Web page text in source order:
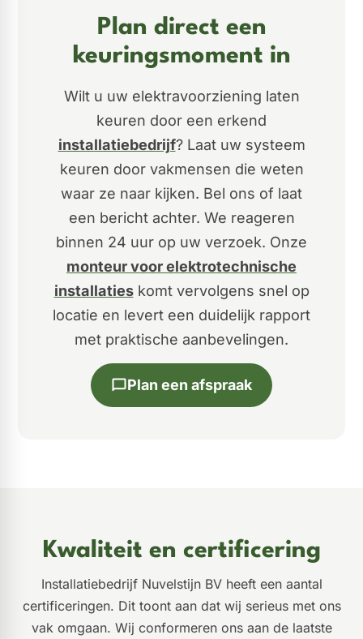
Plan direct een
keuringsmoment in
Wilt u uw elektravoorziening laten
keuren door een erkend
installatiebedrijf? Laat uw systeem
keuren door vakmensen die weten
waar ze naar kijken. Bel ons of laat
een bericht achter. We reageren
binnen 24 uur op uw verzoek. Onze
monteur voor elektrotechnische
installatieskomt vervolgens snel op
locatie en levert een duidelijk rapport
met praktische aanbevelingen.
Plan een afspraak
Kwaliteit en certificering
Installatiebedrijf Nuvelstijn BV heeft een aantal
certificeringen. Dit toont aan dat wij serieus met ons
vak omgaan. Wij conformeren ons aan de laatste